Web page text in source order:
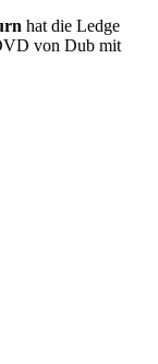
hat die Ledge
von Dub mit